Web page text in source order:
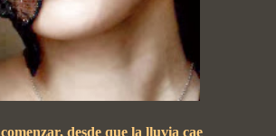
desde que la lluvia cae